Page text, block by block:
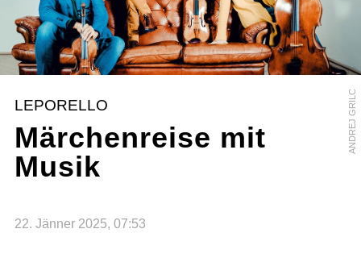
ANDREJ GRILC
LEPORELLO
Märchenreise mit
Musik
22. Jänner 2025, 07:53